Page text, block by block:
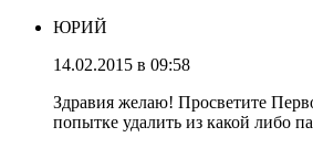
ЮРИЙ
14.02.2015 в 09:58
Здравия желаю! Просветите
попытке удалить из какой либо